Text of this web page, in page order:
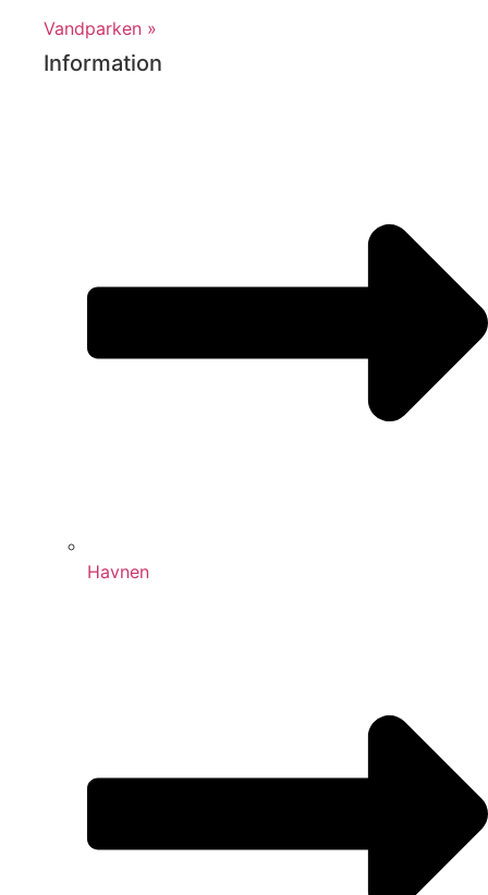
Vandparken »
Information
Havnen